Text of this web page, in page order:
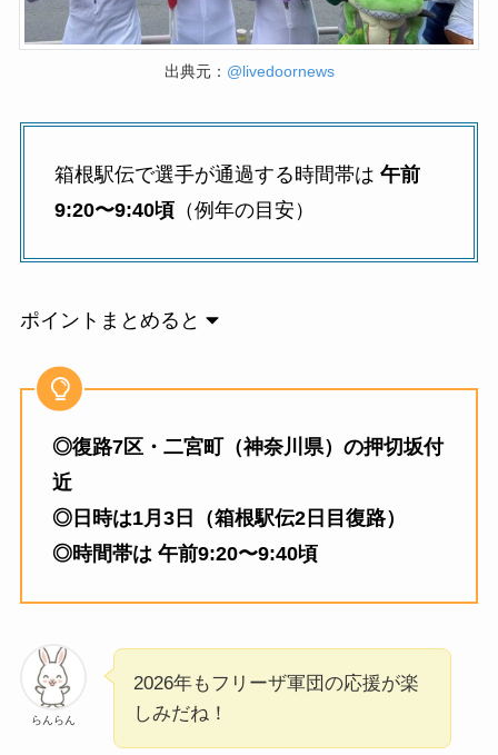
出典元： @livedoornews
箱根駅伝で選手が通過する時間帯は 午前
9:20〜9:40頃（例年の目安）
ポイントまとめると
◎復路7区・二宮町（神奈川県）の押切坂付
近
◎日時は1月3日（箱根駅伝2日目復路）
◎時間帯は 午前9:20〜9:40頃
らんらん
2026年もフリーザ軍団の応援が楽
しみだね！